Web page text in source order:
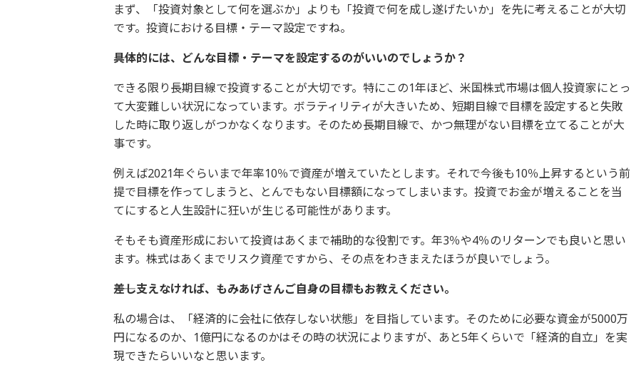
まず、「投資対象として何を選ぶか」よりも「投資で何を成し遂げたいか」を先に考えることが大切
です。投資における目標・テーマ設定ですね。
――具体的には、どんな目標・テーマを設定するのがいいのでしょうか？
できる限り長期目線で投資することが大切です。特にこの1年ほど、米国株式市場は個人投資家にとっ
て大変難しい状況になっています。ボラティリティが大きいため、短期目線で目標を設定すると失敗
した時に取り返しがつかなくなります。そのため長期目線で、かつ無理がない目標を立てることが大
事です。
例えば2021年ぐらいまで年率10％で資産が増えていたとします。それで今後も10％上昇するという前
提で目標を作ってしまうと、とんでもない目標額になってしまいます。投資でお金が増えることを当
てにすると人生設計に狂いが生じる可能性があります。
そもそも資産形成において投資はあくまで補助的な役割です。年3％や4％のリターンでも良いと思い
ます。株式はあくまでリスク資産ですから、その点をわきまえたほうが良いでしょう。
――差し支えなければ、もみあげさんご自身の目標もお教えください。
私の場合は、「経済的に会社に依存しない状態」を目指しています。そのために必要な資金が5000万
円になるのか、1億円になるのかはその時の状況によりますが、あと5年くらいで「経済的自立」を実
現できたらいいなと思います。